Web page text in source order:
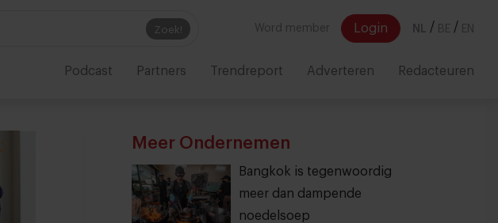
Zoek! Word member Login NL / BE / EN
Podcast Partners Trendreport Adverteren Redacteuren
Meer Ondernemen
Bangkok is tegenwoordig
meer dan dampende
noedelsoep